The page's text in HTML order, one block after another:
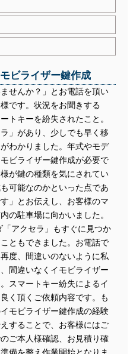
ビライザー鍵作成
せんか？」とお電話を頂い
です。状況をお聞きする
トキーを紛失されたこと。
」があり、少しでも早く移
わかりました。年式やモデ
ビライザー鍵作成が必要で
が鍵の種類を気にされてい
可能なのかといった点であ
」とお伝えし、お客様のマ
の駐車場に向かいました。
アクセラ」もすぐに見つか
ともできました。お電話で
度、間違いのないように私
間違いなくイモビライザー
スマートキー紛失によるイ
く頂くご依頼内容です。も
モビライザー鍵作成の経験
することで、お客様にはご
ご本人様確認、お見積り確